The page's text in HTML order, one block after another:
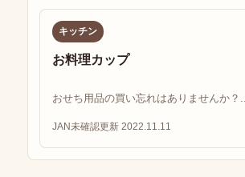
キッチン
お料理カップ
おせち用品の買い忘れはありませんか？...
JAN未確認更新 2022.11.11